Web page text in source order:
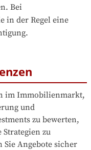
Bei
in der Regel eine
im Immobilienmarkt,
und
zu bewerten,
zu
Sie Angebote sicher